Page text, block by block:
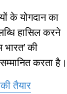
के योगदान का
हासिल करने
की
करता है।
तैयार